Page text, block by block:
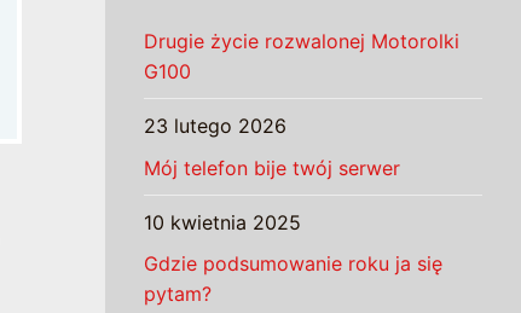
Drugie życie rozwalonej Motorolki
G100
23 lutego 2026
Mój telefon bije twój serwer
10 kwietnia 2025
Gdzie podsumowanie roku ja się
pytam?